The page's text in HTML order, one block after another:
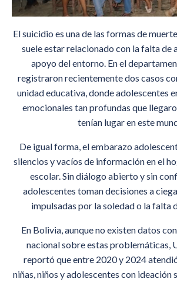
El suicidio es una de las formas de
suele estar relacionado con la falta de
apoyo del entorno. En el
registraron recientemente dos casos
unidad educativa, donde adolescentes
emocionales tan profundas que
tenían lugar en este
De igual forma, el embarazo
silencios y vacíos de información en el
escolar. Sin diálogo abierto y sin
adolescentes toman decisiones a
impulsadas por la soledad o la falta
En Bolivia, aunque no existen datos
nacional sobre estas problemáticas,
reportó que entre 2020 y 2024
niñas, niños y adolescentes con ideación